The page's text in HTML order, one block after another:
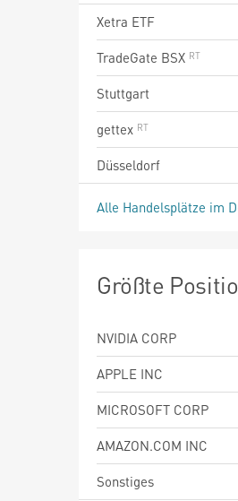
Xetra ETF
TradeGate BSX
Stuttgart
gettex
Düsseldorf
Alle Handelsplätze im
Größte
NVIDIA CORP
APPLE INC
MICROSOFT CORP
AMAZON.COM INC
Sonstiges